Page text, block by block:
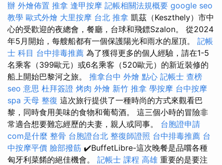
辦 外燴佈置 推拿 逢甲按摩 記帳相關法規概要 google seo
教學 歐式外燴 大里按摩 台北 推拿 凱茲（Keszthely）市中
心的受歡迎的夜總會，餐廳，台球和飛鏢Szalon。 從2024
年5月開始，每艘船都有一個保護陽光和雨水的屋頂。 記帳
士 科目 台中排毒推薦 為了獲得更多的個人經驗，請在1-5
名乘客（399歐元）或6名乘客（520歐元）的新近裝修的
船上開始巴黎河之旅。 推拿台中 外燴 點心 記帳士 查榜
seo 意思 杜拜簽證 烤肉 外燴 新竹 推拿 學按摩 台中按摩
spa 天母 整復 這次旅行提供了一種時尚的方式來觀看巴
黎，同時食用美味的食物和葡萄酒。 這三個小時的冒險非
常適合想要難忘經歷的夫妻，親人或同事。 台胞證申請
com是什麼 整骨 台胞證台北 整復師證照 台中排毒推薦 台
中按摩平價 臉部撥筋 ✔️BuffetLibre-這次晚餐是品嚐各種
匈牙利菜餚的絕佳機會。 記帳士 課程 高雄 重要的是要注